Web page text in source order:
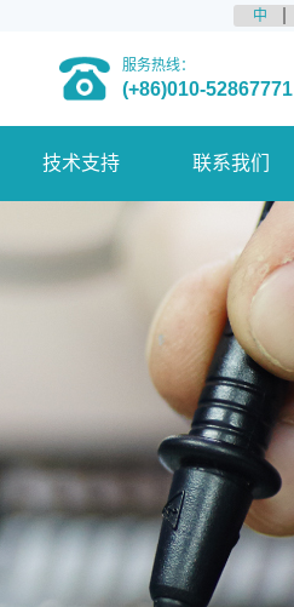
中
服务热线：
(+86)010-52867771
技术支持 联系我们